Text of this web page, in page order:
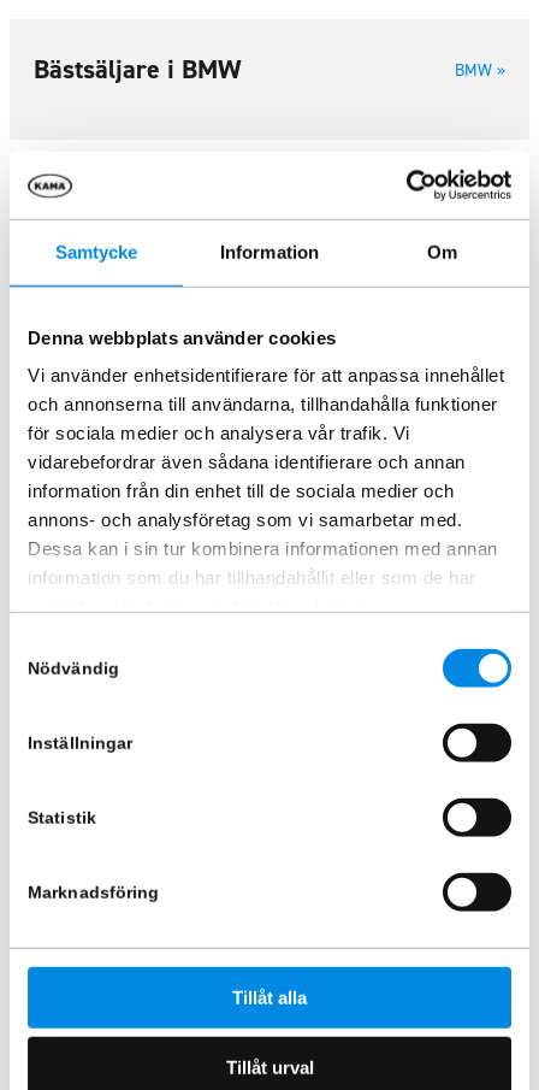
Samtycke Information Om
Denna webbplats använder cookies
Vi använder enhetsidentifierare för att anpassa innehållet
och annonserna till användarna, tillhandahålla funktioner
för sociala medier och analysera vår trafik. Vi
vidarebefordrar även sådana identifierare och annan
information från din enhet till de sociala medier och
annons- och analysföretag som vi samarbetar med.
Dessa kan i sin tur kombinera informationen med annan
information som du har tillhandahållit eller som de har
Nödvändig
Inställningar
Statistik
Marknadsföring
Tillåt alla
Tillåt urval
Bästsäljare i BMW BMW »
BMW
Chevrolet Citroën Dacia
Fendt Fiat Ford HITACHI Hyundai
Isuzu Iveco JCB John Deere
MAN Maxus Mercedes-Benz Mitsubishi
New Holland Nissan Opel Peugeot
Renault Scania Toyota Valtra
Volkswagen